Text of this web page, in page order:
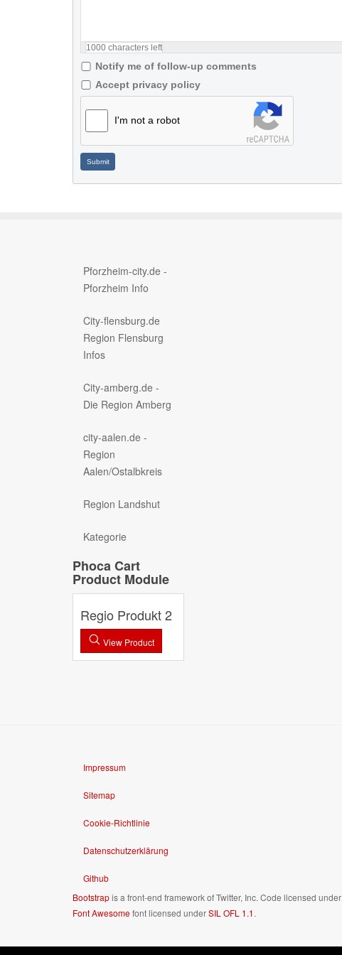
1000 characters left
Notify me of follow-up comments
Accept privacy policy
I'm not a robot
Submit
Pforzheim-city.de -
Pforzheim Info
City-flensburg.de
Region Flensburg
Infos
City-amberg.de -
Die Region Amberg
city-aalen.de -
Region
Aalen/Ostalbkreis
Region Landshut
Kategorie
Phoca Cart
Product Module
Regio Produkt 2
View Product
Impressum
Sitemap
Cookie-Richtlinie
Datenschutzerklärung
Github
Bootstrapis a front-end framework of Twitter, Inc. Code licensed under
Font Awesomefont licensed underSIL OFL 1.1.